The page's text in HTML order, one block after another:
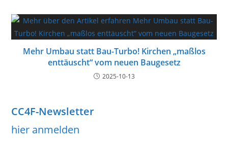
Mehr Umbau statt Bau-Turbo! Kirchen „maßlos
enttäuscht“ vom neuen Baugesetz
2025-10-13
CC4F-Newsletter
hier anmelden